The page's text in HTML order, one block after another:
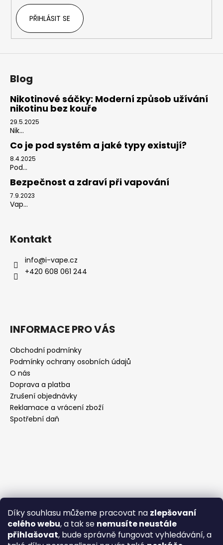
Díky souhlasu můžeme pracovat na zlepšovaní
celého webu, a tak se nemusíte neustále
přihlašovat, bude správně fungovat vyhledávání, a
PŘIHLÁSIT SE
Blog
Nikotinové sáčky: Moderní způsob užívání
nikotinu bez kouře
29.5.2025
Nik...
Co je pod systém a jaké typy existují?
8.4.2025
Pod...
Bezpečnost a zdraví při vapování
7.9.2023
Vap...
Kontakt
info@i-vape.cz
+420 608 061 244
INFORMACE PRO VÁS
Obchodní podmínky
Podmínky ochrany osobních údajů
O nás
Doprava a platba
Zrušení objednávky
Reklamace a vrácení zboží
Spotřební daň